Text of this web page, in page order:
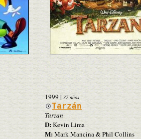
1999 | 37 años
Tarzán
Tarzan
D:Kevin Lima
M:Mark Mancina & Phil Collins